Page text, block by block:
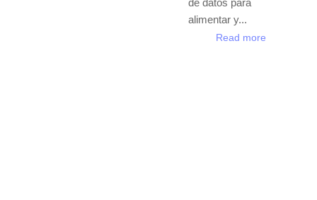
de datos para
alimentar y...
Read more